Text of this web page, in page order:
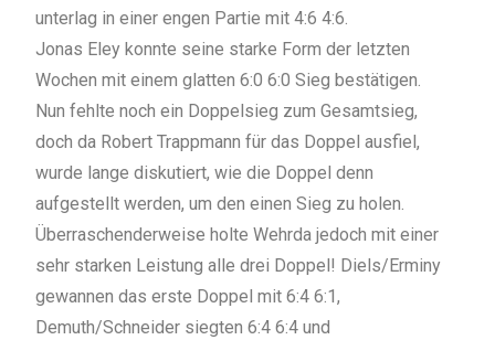
unterlag in einer engen Partie mit 4:6 4:6.
Jonas Eley konnte seine starke Form der letzten
Wochen mit einem glatten 6:0 6:0 Sieg bestätigen.
Nun fehlte noch ein Doppelsieg zum Gesamtsieg,
doch da Robert Trappmann für das Doppel ausfiel,
wurde lange diskutiert, wie die Doppel denn
aufgestellt werden, um den einen Sieg zu holen.
Überraschenderweise holte Wehrda jedoch mit einer
sehr starken Leistung alle drei Doppel! Diels/Erminy
gewannen das erste Doppel mit 6:4 6:1,
Demuth/Schneider siegten 6:4 6:4 und